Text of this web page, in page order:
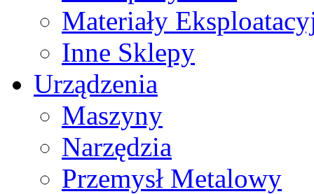
Materiały
Inne Sklepy
Urządzenia
Maszyny
Narzędzia
Przemysł Metalowy